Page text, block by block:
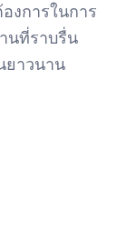
งการในการ
นที่ราบรื่น
ยาวนาน